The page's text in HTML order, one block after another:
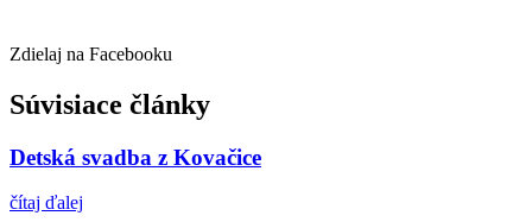
Zdielaj na Facebooku
Súvisiace články
Detská svadba z Kovačice
čítaj ďalej